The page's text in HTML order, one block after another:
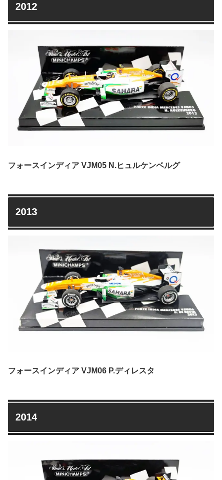
2012
フォースインディア VJM05 N.ヒュルケンベルグ
2013
フォースインディア VJM06 P.ディレスタ
2014